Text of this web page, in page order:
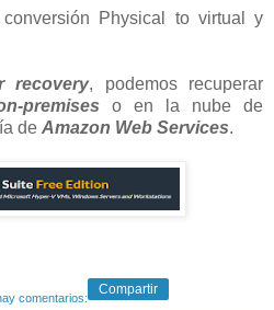
Physical to virtual y
recovery, podemos recuperar
premises o en la nube de
de Amazon Web Services.
comentarios:
Compartir